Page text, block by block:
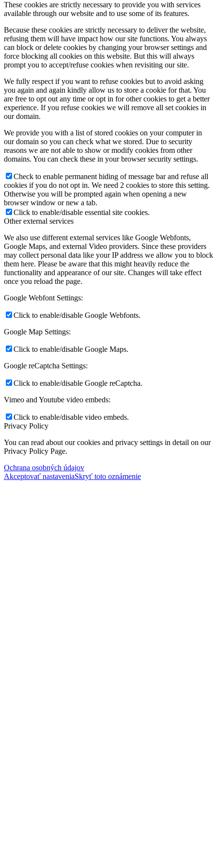
These cookies are strictly necessary to provide you with services
available through our website and to use some of its features.
Because these cookies are strictly necessary to deliver the website,
refusing them will have impact how our site functions. You always
can block or delete cookies by changing your browser settings and
force blocking all cookies on this website. But this will always
prompt you to accept/refuse cookies when revisiting our site.
We fully respect if you want to refuse cookies but to avoid asking
you again and again kindly allow us to store a cookie for that. You
are free to opt out any time or opt in for other cookies to get a better
experience. If you refuse cookies we will remove all set cookies in
our domain.
We provide you with a list of stored cookies on your computer in
our domain so you can check what we stored. Due to security
reasons we are not able to show or modify cookies from other
domains. You can check these in your browser security settings.
Check to enable permanent hiding of message bar and refuse all
cookies if you do not opt in. We need 2 cookies to store this setting.
Otherwise you will be prompted again when opening a new
browser window or new a tab.
Click to enable/disable essential site cookies.
Other external services
We also use different external services like Google Webfonts,
Google Maps, and external Video providers. Since these providers
may collect personal data like your IP address we allow you to block
them here. Please be aware that this might heavily reduce the
functionality and appearance of our site. Changes will take effect
once you reload the page.
Google Webfont Settings:
Click to enable/disable Google Webfonts.
Google Map Settings:
Click to enable/disable Google Maps.
Google reCaptcha Settings:
Click to enable/disable Google reCaptcha.
Vimeo and Youtube video embeds:
Click to enable/disable video embeds.
Privacy Policy
You can read about our cookies and privacy settings in detail on our
Privacy Policy Page.
Ochrana osobných údajov
Akceptovať nastaveniaSkryť toto oznámenie